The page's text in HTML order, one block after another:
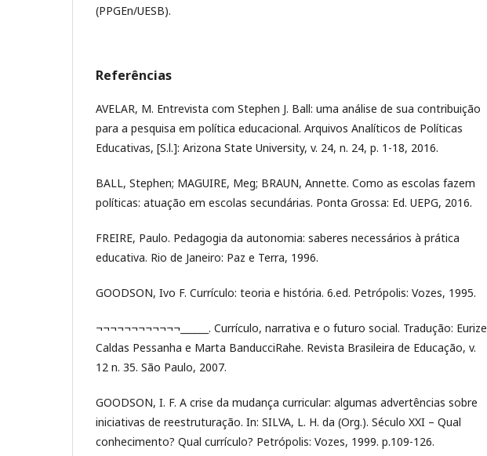
(PPGEn/UESB).
Referências
AVELAR, M. Entrevista com Stephen J. Ball: uma análise de sua contribuição
para a pesquisa em política educacional. Arquivos Analíticos de Políticas
Educativas, [S.l.]: Arizona State University, v. 24, n. 24, p. 1-18, 2016.
BALL, Stephen; MAGUIRE, Meg; BRAUN, Annette. Como as escolas fazem
políticas: atuação em escolas secundárias. Ponta Grossa: Ed. UEPG, 2016.
FREIRE, Paulo. Pedagogia da autonomia: saberes necessários à prática
educativa. Rio de Janeiro: Paz e Terra, 1996.
GOODSON, Ivo F. Currículo: teoria e história. 6.ed. Petrópolis: Vozes, 1995.
¬¬¬¬¬¬¬¬¬¬¬¬______. Currículo, narrativa e o futuro social. Tradução: Eurize
Caldas Pessanha e Marta BanducciRahe. Revista Brasileira de Educação, v.
12 n. 35. São Paulo, 2007.
GOODSON, I. F. A crise da mudança curricular: algumas advertências sobre
iniciativas de reestruturação. In: SILVA, L. H. da (Org.). Século XXI – Qual
conhecimento? Qual currículo? Petrópolis: Vozes, 1999. p.109-126.